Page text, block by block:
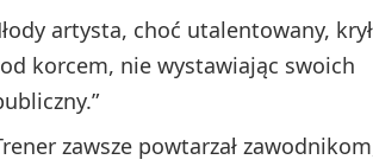
artysta, choć utalentowany, krył
korcem, nie wystawiając swoich
zawsze powtarzał